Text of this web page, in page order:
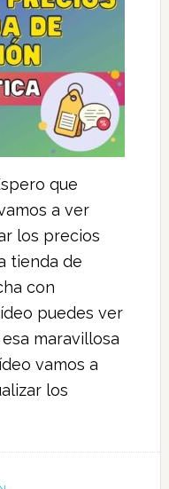
que
a ver
los precios
tienda de
con
puedes ver
maravillosa
vamos a
los